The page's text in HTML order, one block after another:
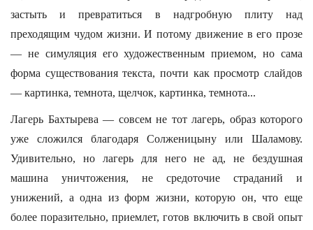
застыть и превратиться в надгробную плиту над
преходящим чудом жизни. И потому движение в его прозе
— не симуляция его художественным приемом, но сама
форма существования текста, почти как просмотр слайдов
— картинка, темнота, щелчок, картинка, темнота...
Лагерь Бахтырева — совсем не тот лагерь, образ которого
уже сложился благодаря Солженицыну или Шаламову.
Удивительно, но лагерь для него не ад, не бездушная
машина уничтожения, не средоточие страданий и
унижений, а одна из форм жизни, которую он, что еще
более поразительно, приемлет, готов включить в свой опыт